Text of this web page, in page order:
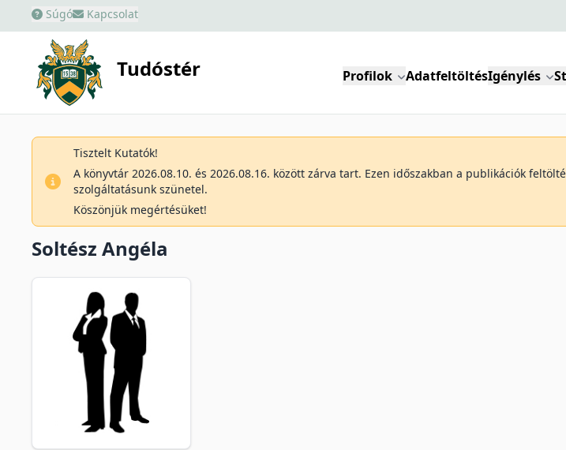
Súgó Kapcsolat
Tudóstér Profilok AdatfeltöltésIgénylés
Tisztelt Kutatók!
A könyvtár 2026.08.10. és 2026.08.16. között zárva tart. Ezen időszakban a publikációk
szolgáltatásunk szünetel.
Köszönjük megértésüket!
Soltész Angéla